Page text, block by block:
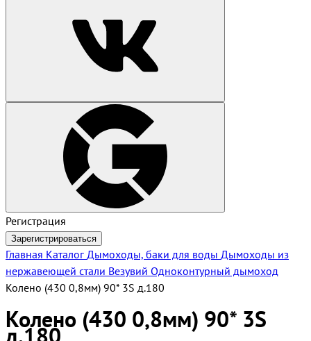
Регистрация
Зарегистрироваться
Главная Каталог Дымоходы, баки для воды Дымоходы из
нержавеющей стали Везувий Одноконтурный дымоход
Колено (430 0,8мм) 90* 3S д.180
Колено (430 0,8мм) 90* 3S